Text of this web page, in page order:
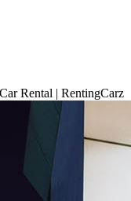
Rental | RentingCarz